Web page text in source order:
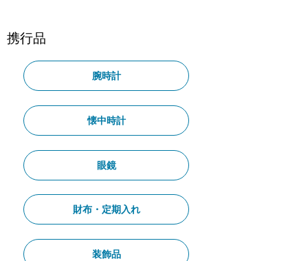
携行品
腕時計
懐中時計
眼鏡
財布・定期入れ
装飾品